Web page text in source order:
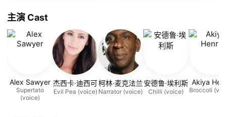
主演 Cast
Alex Sawyer
Supertato
(voice)
杰西卡·迪西可
Evil Pea (voice)
柯林·麦克法兰
Narrator (voice)
安德鲁·埃利斯
Chilli (voice)
Akiya
Broccoli